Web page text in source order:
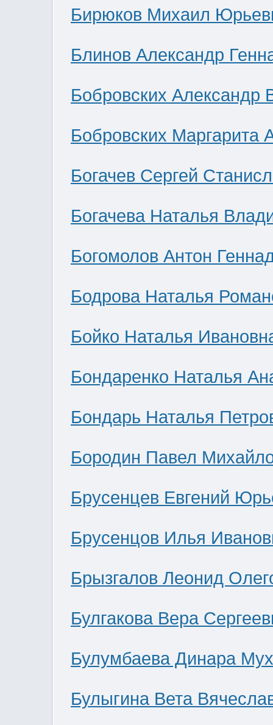
Бирюков Михаил
Блинов Александр
Бобровских Александр
Бобровских Маргарита
Богачев Сергей
Богачева Наталья
Богомолов Антон
Бодрова Наталья
Бойко Наталья
Бондаренко Наталья
Бондарь Наталья
Бородин Павел
Брусенцев Евгений
Брусенцов Илья
Брызгалов Леонид
Булгакова Вера
Булумбаева Динара
Булыгина Вета